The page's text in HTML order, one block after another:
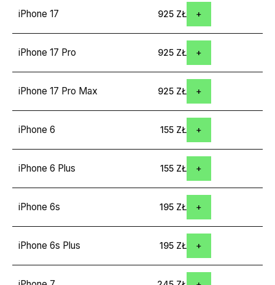
iPhone 17 925 ZŁ
iPhone 17 Pro 925 ZŁ
iPhone 17 Pro Max 925 ZŁ
iPhone 6 155 ZŁ
iPhone 6 Plus 155 ZŁ
iPhone 6s 195 ZŁ
iPhone 6s Plus 195 ZŁ